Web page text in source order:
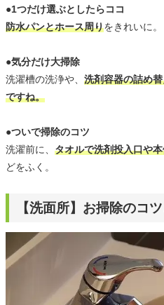
●1つだけ選ぶとしたらココ
防水パンとホース周りをきれいに。
●気分だけ大掃除
洗濯槽の洗浄や、 洗剤容器の詰め
ですね。
●ついで掃除のコツ
洗濯前に、 タオルで洗剤投入口や
どをふく。
【洗面所】お掃除のコ